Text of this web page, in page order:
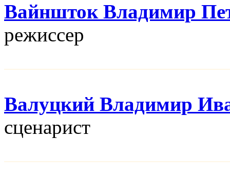
Вайншток Владимир
режисcер
Валуцкий Владимир
сценарист